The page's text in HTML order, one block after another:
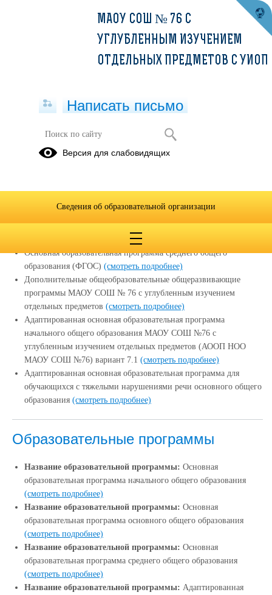
Реализуемые образовательные
образования (ФГОС)
(смотреть подробнее)
Основная образовательная программа основного общего
(смотреть подробнее)
Основная образовательная программа среднего общего
образования (ФГОС) (смотреть подробнее)
Дополнительные общеобразовательные общеразвивающие
программы МАОУ СОШ № 76 с углубленным изучением
отдельных предметов (смотреть подробнее)
Адаптированная основная образовательная программа
начального общего образования МАОУ СОШ №76 с
углубленным изучением отдельных предметов (АООП НОО
МАОУ СОШ №76) вариант 7.1 (смотреть подробнее)
Адаптированная основная образовательная программа для
обучающихся с тяжелыми нарушениями речи основного общего
образования (смотреть подробнее)
Образовательные программы
Название образовательной программы: Основная
образовательная программа начального общего образования
(смотреть подробнее)
Название образовательной программы: Основная
образовательная программа основного общего образования
(смотреть подробнее)
Название образовательной программы: Основная
образовательная программа среднего общего образования
(смотреть подробнее)
Название образовательной программы: Адаптированная
МАОУ СОШ № 76 С
УГЛУБЛЕННЫМ ИЗУЧЕНИЕМ
ОТДЕЛЬНЫХ ПРЕДМЕТОВ С УИОП
Написать письмо
Версия для слабовидящих
Сведения об образовательной организации